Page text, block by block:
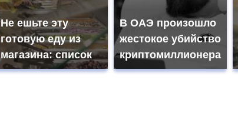
Не ешьте эту
готовую еду из
магазина: список
В ОАЭ произошло
жестокое убийство
криптомиллионера